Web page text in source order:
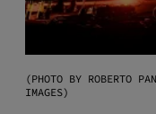
(PHOTO BY ROBERTO
IMAGES)